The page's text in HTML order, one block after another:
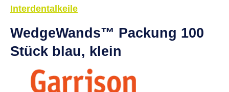
Interdentalkeile
WedgeWands™ Packung 100
Stück blau, klein